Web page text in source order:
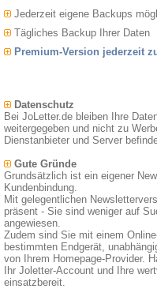
Jederzeit eigene Backups
Tägliches Backup Ihrer Daten
Premium-Version jederzeit
Datenschutz
Bei JoLetter.de bleiben Ihre
weitergegeben und nicht zu
Dienstanbieter und Server
Gute Gründe
Grundsätzlich ist ein eigener
Kundenbindung.
Mit gelegentlichen
präsent - Sie sind weniger auf
angewiesen.
Zudem sind Sie mit einem
bestimmten Endgerät,
von Ihrem Homepage-Provider.
Ihr Joletter-Account und Ihre
einsatzbereit.